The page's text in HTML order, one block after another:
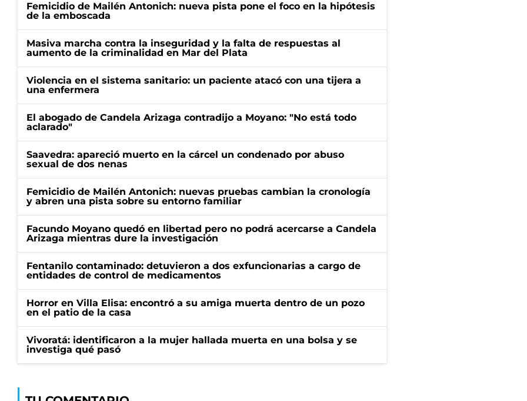
Femicidio de Mailén Antonich: nueva pista pone el foco en la hipótesis
de la emboscada
Masiva marcha contra la inseguridad y la falta de respuestas al
aumento de la criminalidad en Mar del Plata
Violencia en el sistema sanitario: un paciente atacó con una tijera a
una enfermera
El abogado de Candela Arizaga contradijo a Moyano: "No está todo
aclarado"
Saavedra: apareció muerto en la cárcel un condenado por abuso
sexual de dos nenas
Femicidio de Mailén Antonich: nuevas pruebas cambian la cronología
y abren una pista sobre su entorno familiar
Facundo Moyano quedó en libertad pero no podrá acercarse a Candela
Arizaga mientras dure la investigación
Fentanilo contaminado: detuvieron a dos exfuncionarias a cargo de
entidades de control de medicamentos
Horror en Villa Elisa: encontró a su amiga muerta dentro de un pozo
en el patio de la casa
Vivoratá: identificaron a la mujer hallada muerta en una bolsa y se
investiga qué pasó